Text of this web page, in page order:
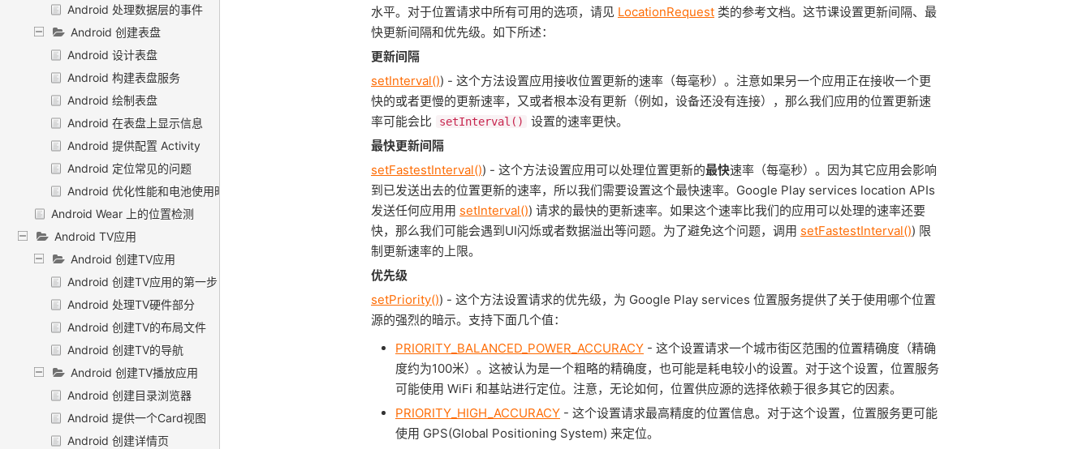
Android 处理数据层的事件
Android 创建表盘
Android 设计表盘
Android 构建表盘服务
Android 绘制表盘
Android 在表盘上显示信息
Android 提供配置 Activity
Android 定位常见的问题
Android 优化性能和电池使用时间
Android Wear 上的位置检测
Android TV应用
Android 创建TV应用
Android 创建TV应用的第一步
Android 处理TV硬件部分
Android 创建TV的布局文件
Android 创建TV的导航
Android 创建TV播放应用
Android 创建目录浏览器
Android 提供一个Card视图
Android 创建详情页
水平。对于位置请求中所有可用的选项，请见 LocationRequest 类的参考文档。这节课设置更新间隔、最
快更新间隔和优先级。如下所述：
更新间隔
setInterval()) - 这个方法设置应用接收位置更新的速率（每毫秒）。注意如果另一个应用正在接收一个更
快的或者更慢的更新速率，又或者根本没有更新（例如，设备还没有连接），那么我们应用的位置更新速
率可能会比
setInterval()
设置的速率更快。
最快更新间隔
setFastestInterval()) - 这个方法设置应用可以处理位置更新的最快速率（每毫秒）。因为其它应用会影响
到已发送出去的位置更新的速率，所以我们需要设置这个最快速率。Google Play services location APIs
发送任何应用用 setInterval()) 请求的最快的更新速率。如果这个速率比我们的应用可以处理的速率还要
快，那么我们可能会遇到UI闪烁或者数据溢出等问题。为了避免这个问题，调用 setFastestInterval()) 限
制更新速率的上限。
优先级
setPriority()) - 这个方法设置请求的优先级，为 Google Play services 位置服务提供了关于使用哪个位置
源的强烈的暗示。支持下面几个值：
PRIORITY_BALANCED_POWER_ACCURACY - 这个设置请求一个城市街区范围的位置精确度（精确
度约为100米）。这被认为是一个粗略的精确度，也可能是耗电较小的设置。对于这个设置，位置服务
可能使用 WiFi 和基站进行定位。注意，无论如何，位置供应源的选择依赖于很多其它的因素。
PRIORITY_HIGH_ACCURACY - 这个设置请求最高精度的位置信息。对于这个设置，位置服务更可能
使用 GPS(Global Positioning System) 来定位。